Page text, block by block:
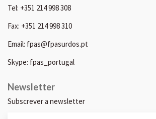
Tel: +351 214 998 308
Fax: +351 214 998 310
Email: fpas@fpasurdos.pt
Skype: fpas_portugal
Newsletter
Subscrever a newsletter